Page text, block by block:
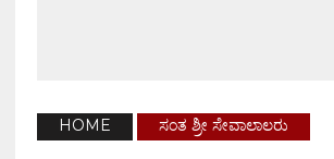
HOME ಸಂತ ಶ್ರೀ ಸೇವಾಲಾಲರು